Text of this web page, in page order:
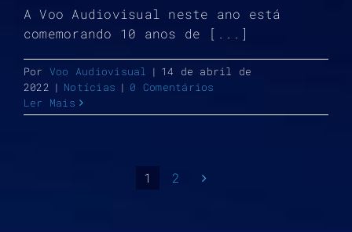
A Voo Audiovisual neste ano está
comemorando 10 anos de [...]
Por Voo Audiovisual | 14 de abril de
2022 | Notícias | 0 Comentários
Ler Mais
1 2